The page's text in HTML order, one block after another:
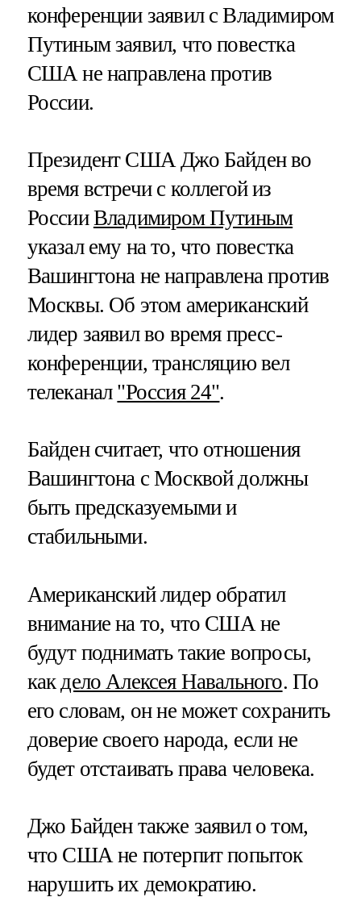
конференции заявил с Владимиром
Путиным заявил, что повестка
США не направлена против
России.
Президент США Джо Байден во
время встречи с коллегой из
РоссииВладимиром Путиным
указал ему на то, что повестка
Вашингтона не направлена против
Москвы. Об этом американский
лидер заявил во время пресс-
конференции, трансляцию вел
телеканал "Россия 24".
Байден считает, что отношения
Вашингтона с Москвой должны
быть предсказуемыми и
стабильными.
Американский лидер обратил
внимание на то, что США не
будут поднимать такие вопросы,
как дело Алексея Навального. По
его словам, он не может сохранить
доверие своего народа, если не
будет отстаивать права человека.
Джо Байден также заявил о том,
что США не потерпит попыток
нарушить их демократию.